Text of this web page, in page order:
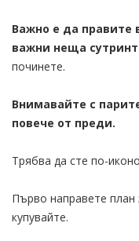
Важно е да правите
важни неща
починете.
Внимавайте с
повече от преди.
Трябва да сте по-
Първо направете план
купувайте.